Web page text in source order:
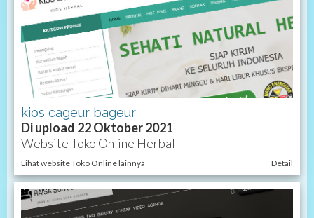
kios cageur bageur
Di upload 22 Oktober 2021
Website Toko Online Herbal
Lihat website Toko Online lainnya Detail